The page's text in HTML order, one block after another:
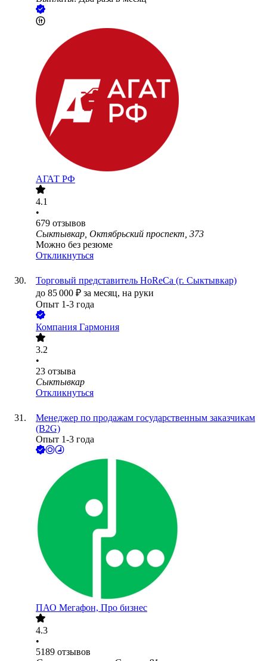
АГАТ РФ
4.1
•
679 отзывов
Сыктывкар, Октябрьский проспект, 373
Можно без резюме
Откликнуться
Торговый представитель HoReCa (г. Сыктывкар)
до 85 000 ₽ за месяц, на руки
Опыт 1-3 года
Компания Гармония
3.2
•
23 отзыва
Сыктывкар
Откликнуться
Менеджер по продажам государственным заказчикам
(B2G)
Опыт 1-3 года
ПАО Мегафон, Про бизнес
4.3
•
5189 отзывов